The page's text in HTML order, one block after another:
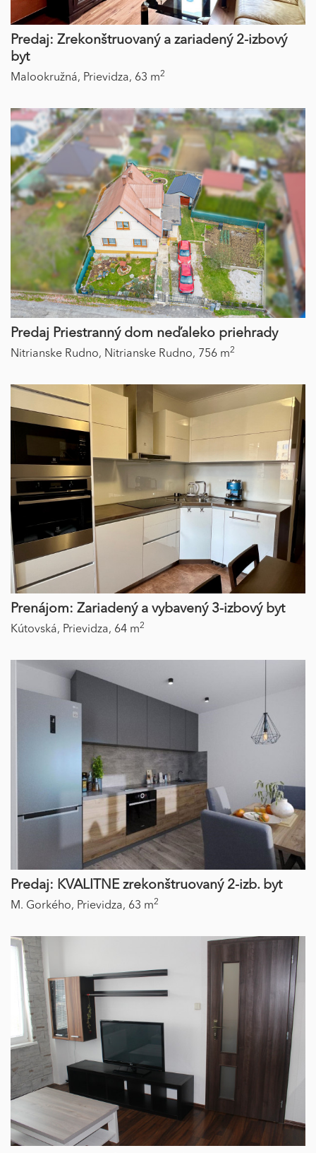
Predaj: Zrekonštruovaný a zariadený 2-izbový
byt
Malookružná, Prievidza, 63 m2
Predaj Priestranný dom neďaleko priehrady
Nitrianske Rudno, Nitrianske Rudno, 756 m2
Prenájom: Zariadený a vybavený 3-izbový byt
Kútovská, Prievidza, 64 m2
Predaj: KVALITNE zrekonštruovaný 2-izb. byt
M. Gorkého, Prievidza, 63 m2